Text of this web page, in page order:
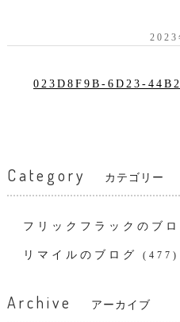
2023
023D8F9B-6D23-
Category カテゴリー
フリックフラックのブロ
リマイルのブログ (477)
Archive アーカイブ